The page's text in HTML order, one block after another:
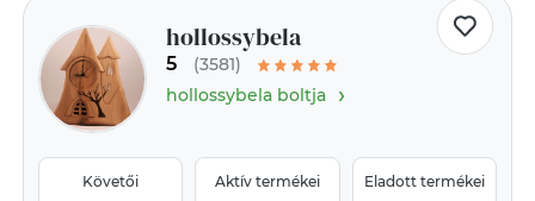
hollossybela
5
(3581)
hollossybela boltja›
Követői Aktív termékei Eladott termékei